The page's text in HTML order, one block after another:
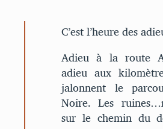
C’est l’heure des
Adieu à la route
adieu aux
jalonnent le
Noire. Les
sur le chemin du